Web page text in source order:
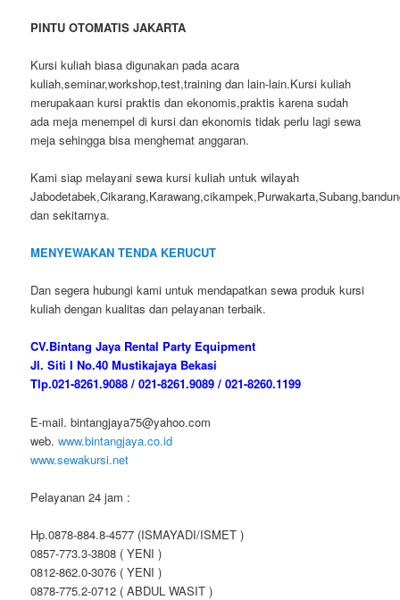
PINTU OTOMATIS JAKARTA
Kursi kuliah biasa digunakan pada acara
kuliah,seminar,workshop,test,training dan lain-lain.Kursi kuliah
merupakaan kursi praktis dan ekonomis,praktis karena sudah
ada meja menempel di kursi dan ekonomis tidak perlu lagi sewa
meja sehingga bisa menghemat anggaran.
Kami siap melayani sewa kursi kuliah untuk wilayah
dan sekitarnya.
MENYEWAKAN TENDA KERUCUT
Dan segera hubungi kami untuk mendapatkan sewa produk kursi
kuliah dengan kualitas dan pelayanan terbaik.
CV.Bintang Jaya Rental Party Equipment
Jl. Siti I No.40 Mustikajaya Bekasi
Tlp.021-8261.9088 / 021-8261.9089 / 021-8260.1199
E-mail. bintangjaya75@yahoo.com
web. www.bintangjaya.co.id
www.sewakursi.net
Pelayanan 24 jam :
Hp.0878-884.8-4577 (ISMAYADI/ISMET )
0857-773.3-3808 ( YENI )
0812-862.0-3076 ( YENI )
0878-775.2-0712 ( ABDUL WASIT )